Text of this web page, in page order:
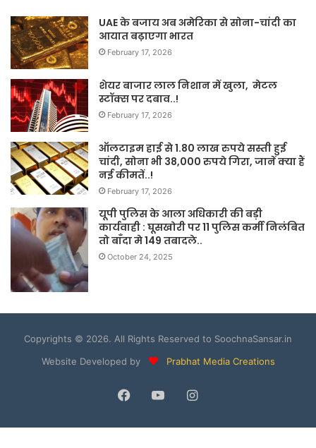
UAE के बजाय अब अमेरिका से सोना-चांदी का
आयात बढ़ाएगा भारत
February 17, 2026
शेयर बाजार लाल निशान में खुला, मेटल
स्टॉक्स पर दबाव..!
February 17, 2026
ऑलटाइम हाई से 1.80 लाख रुपये सस्ती हुई
चांदी, सोना भी 38,000 रुपये गिरा, जानें क्या हैं
नई कीमतें..!
February 17, 2026
यूपी पुलिस के आला अधिकारी की बड़ी
कार्यवाही : घूसखोरी पर 11 पुलिस कर्मी निलंबित
तो बाँदा मे 149 तबादले..
October 24, 2025
Copyrights © 2026. All Rights Reserved to SoochnaSansar.in
Website Developed by
Prabhat Media Creations
Facebook
YouTubeInstagram